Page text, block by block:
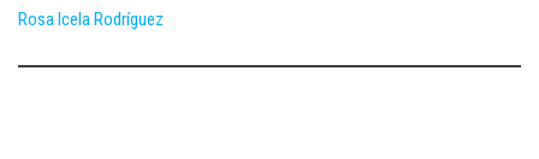
Rosa Icela Rodríguez